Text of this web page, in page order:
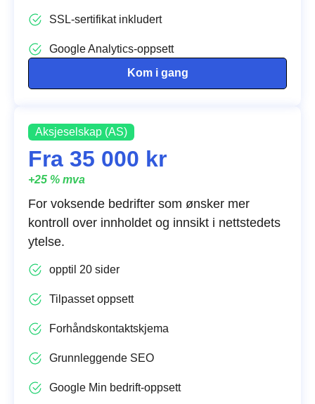
SSL-sertifikat inkludert
Google Analytics-oppsett
Kom i gang
Aksjeselskap (AS)
Fra 35 000 kr
+25 % mva
For voksende bedrifter som ønsker mer
kontroll over innholdet og innsikt i nettstedets
ytelse.
opptil 20 sider
Tilpasset oppsett
Forhåndskontaktskjema
Grunnleggende SEO
Google Min bedrift-oppsett